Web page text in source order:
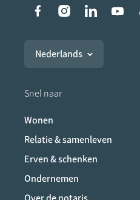
Liens vers
Nederlands
Snel naar
Wonen
Relatie & samenleven
Erven & schenken
Ondernemen